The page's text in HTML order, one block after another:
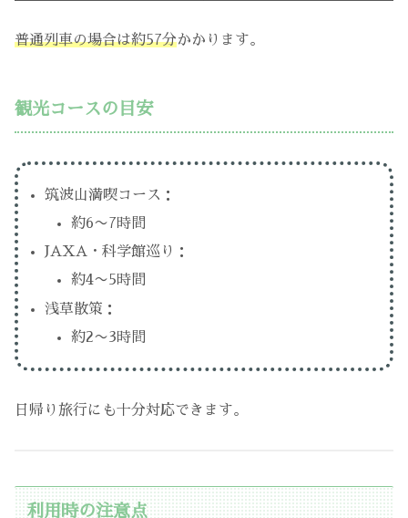
普通列車の場合は約57分かかります。
観光コースの目安
筑波山満喫コース：
約6〜7時間
JAXA・科学館巡り：
約4〜5時間
浅草散策：
約2〜3時間
日帰り旅行にも十分対応できます。
利用時の注意点